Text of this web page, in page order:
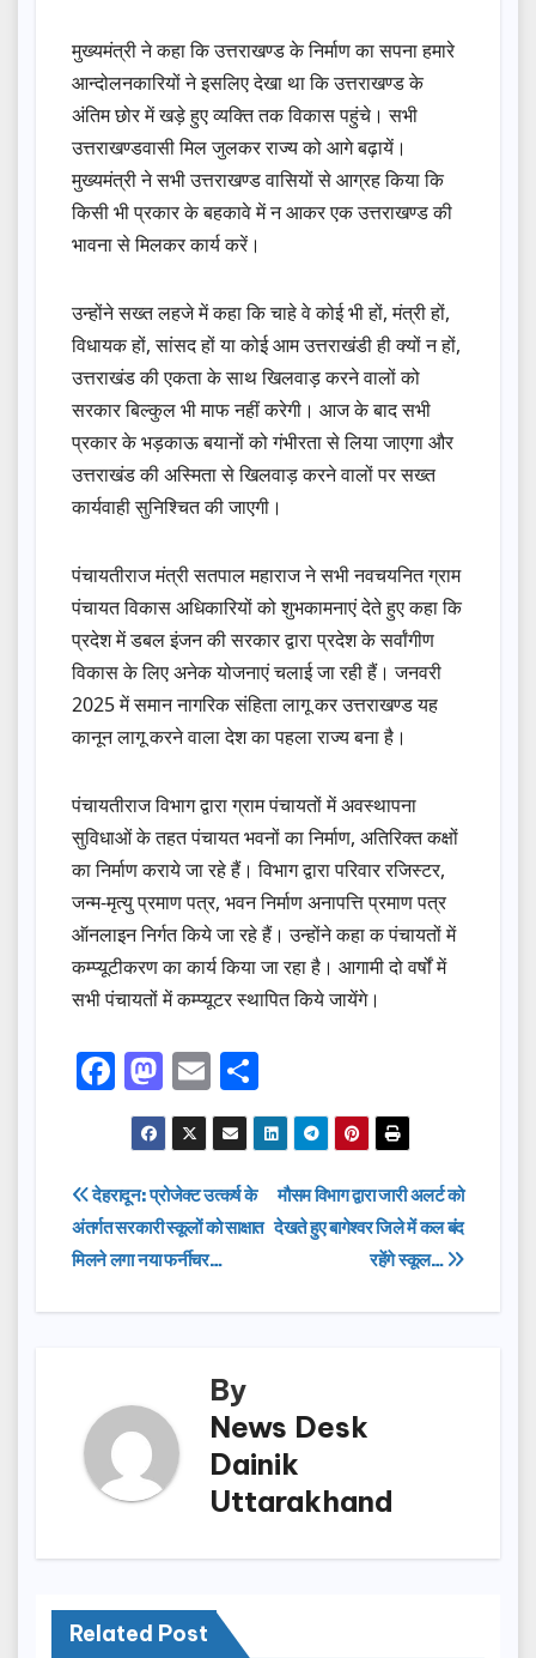
मुख्यमंत्री ने कहा कि उत्तराखण्ड के निर्माण का सपना हमारे
आन्दोलनकारियों ने इसलिए देखा था कि उत्तराखण्ड के
अंतिम छोर में खड़े हुए व्यक्ति तक विकास पहुंचे। सभी
उत्तराखण्डवासी मिल जुलकर राज्य को आगे बढ़ायें।
मुख्यमंत्री ने सभी उत्तराखण्ड वासियों से आग्रह किया कि
किसी भी प्रकार के बहकावे में न आकर एक उत्तराखण्ड की
भावना से मिलकर कार्य करें।
उन्होंने सख्त लहजे में कहा कि चाहे वे कोई भी हों, मंत्री हों,
विधायक हों, सांसद हों या कोई आम उत्तराखंडी ही क्यों न हों,
उत्तराखंड की एकता के साथ खिलवाड़ करने वालों को
सरकार बिल्कुल भी माफ नहीं करेगी। आज के बाद सभी
प्रकार के भड़काऊ बयानों को गंभीरता से लिया जाएगा और
उत्तराखंड की अस्मिता से खिलवाड़ करने वालों पर सख्त
कार्यवाही सुनिश्चित की जाएगी।
पंचायतीराज मंत्री सतपाल महाराज ने सभी नवचयनित ग्राम
पंचायत विकास अधिकारियों को शुभकामनाएं देते हुए कहा कि
प्रदेश में डबल इंजन की सरकार द्वारा प्रदेश के सर्वांगीण
विकास के लिए अनेक योजनाएं चलाई जा रही हैं। जनवरी
2025 में समान नागरिक संहिता लागू कर उत्तराखण्ड यह
कानून लागू करने वाला देश का पहला राज्य बना है।
पंचायतीराज विभाग द्वारा ग्राम पंचायतों में अवस्थापना
सुविधाओं के तहत पंचायत भवनों का निर्माण, अतिरिक्त कक्षों
का निर्माण कराये जा रहे हैं। विभाग द्वारा परिवार रजिस्टर,
जन्म-मृत्यु प्रमाण पत्र, भवन निर्माण अनापत्ति प्रमाण पत्र
ऑनलाइन निर्गत किये जा रहे हैं। उन्होंने कहा क पंचायतों में
कम्प्यूटीकरण का कार्य किया जा रहा है। आगामी दो वर्षों में
सभी पंचायतों में कम्प्यूटर स्थापित किये जायेंगे।
F
a
c
e
b
o
o
M
a
st
o
d
o
n
E
m
ail
h
ar
e
Post
navigation
मौसम विभाग द्वारा जारी अलर्ट को
देखते हुए बागेश्वर जिले में कल बंद
रहेंगे स्कूल…
देहरादून: प्रोजेक्ट उत्कर्ष के
अंतर्गत सरकारी स्कूलों को साक्षात
मिलने लगा नया फर्नीचर…
By
News Desk
Dainik
Uttarakhand
Related Post